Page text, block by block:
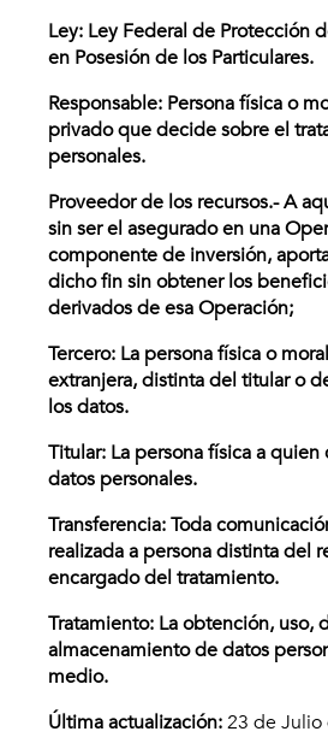
Ley: Ley Federal de Protección
en Posesión de los Particulares.
Responsable: Persona física o
privado que decide sobre el
personales.
Proveedor de los recursos.- A
sin ser el asegurado en una
componente de inversión,
dicho fin sin obtener los
derivados de esa Operación;
Tercero: La persona física o
extranjera, distinta del titular o
los datos.
Titular: La persona física a
datos personales.
Transferencia: Toda
realizada a persona distinta del
encargado del tratamiento.
Tratamiento: La obtención, uso,
almacenamiento de datos
medio.
Última actualización:23 de Julio